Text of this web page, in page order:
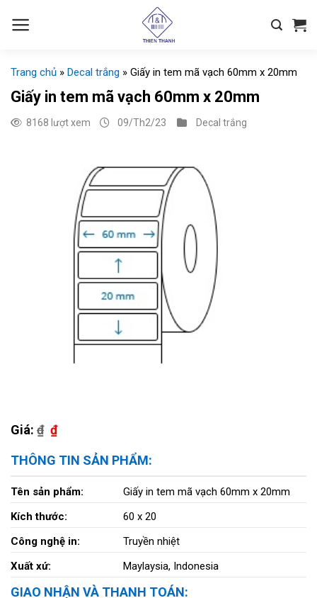
đến
Trang chủ » Decal trắng » Giấy in tem mã vạch 60mm x 20mm
Giấy in tem mã vạch 60mm x 20mm
8168 lượt xem 09/Th2/23 Decal trắng
Giá: ₫ ₫
THÔNG TIN SẢN PHẨM:
Tên sản phẩm:
Giấy in tem mã vạch 60mm x 20mm
Kích thước:
60 x 20
Công nghệ in:
Truyền nhiệt
Xuất xứ:
Maylaysia, Indonesia
GIAO NHẬN VÀ THANH TOÁN: